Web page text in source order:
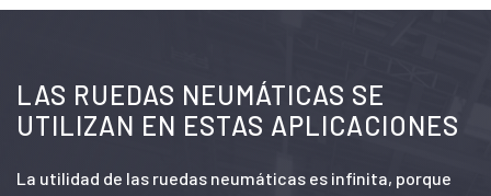
LAS RUEDAS NEUMÁTICAS SE
UTILIZAN EN ESTAS APLICACIONES
La utilidad de las ruedas neumáticas es infinita, porque